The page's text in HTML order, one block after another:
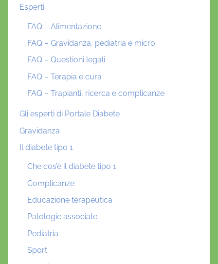
Esperti
FAQ – Alimentazione
FAQ – Gravidanza, pediatria e micro
FAQ – Questioni legali
FAQ – Terapia e cura
FAQ – Trapianti, ricerca e complicanze
Gli esperti di Portale Diabete
Gravidanza
Il diabete tipo 1
Che cos’è il diabete tipo 1
Complicanze
Educazione terapeutica
Patologie associate
Pediatria
Sport